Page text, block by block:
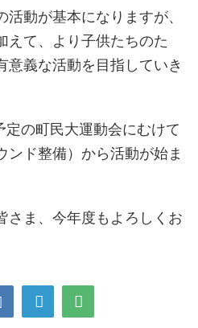
動が基本になりますが、
えて、より子供たちのた
意義な活動を目指していき
の町民大運動会にむけて
ンド整備）から活動が始ま
さま、今年度もよろしくお